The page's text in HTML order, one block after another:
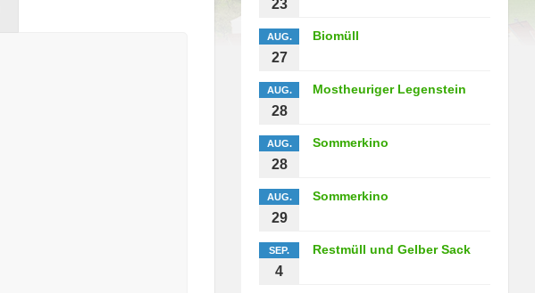
23
AUG.
27
Biomüll
AUG.
28
Mostheuriger Legenstein
AUG.
28
Sommerkino
AUG.
29
Sommerkino
SEP.
4
Restmüll und Gelber Sack